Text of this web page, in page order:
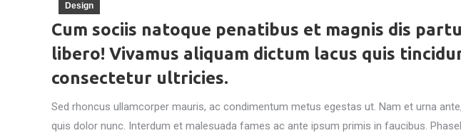
Design
Cum sociis natoque penatibus et magnis dis
libero! Vivamus aliquam dictum lacus quis
consectetur ultricies.
Sed rhoncus ullamcorper mauris, ac condimentum metus egestas ut. Nam et urna
quis dolor nunc. Interdum et malesuada fames ac ante ipsum primis in faucibus.